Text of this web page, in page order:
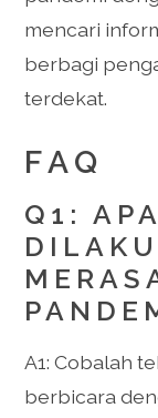
mencari
berbagi
terdekat.
FAQ
Q1:
A1: Cobalah
berbicara